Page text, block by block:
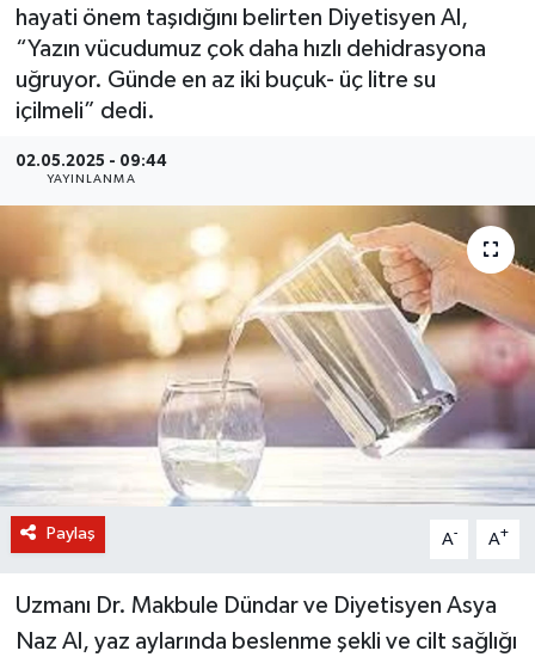
hayati önem taşıdığını belirten Diyetisyen Al,
“Yazın vücudumuz çok daha hızlı dehidrasyona
uğruyor. Günde en az iki buçuk- üç litre su
içilmeli” dedi.
02.05.2025 - 09:44
YAYINLANMA
Paylaş A- A+
Uzmanı Dr. Makbule Dündar ve Diyetisyen Asya
Naz Al, yaz aylarında beslenme şekli ve cilt sağlığı
SAĞLIK
BİLİM VE TEKNOLOJİ
OTOMOBİL